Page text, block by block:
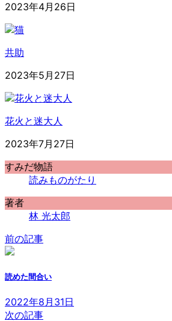
2023年4月26日
共助
2023年5月27日
花火と迷大人
2023年7月27日
すみだ物語
読みものがたり
著者
林 光太郎
前の記事
読めた間合い
2022年8月31日
次の記事